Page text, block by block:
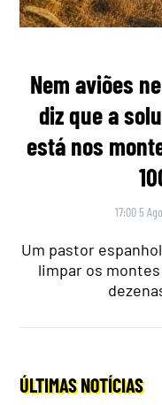
Nem aviões
diz que a
está nos
17:00 5
Um pastor
limpar os
ÚLTIMAS NOTÍCIAS